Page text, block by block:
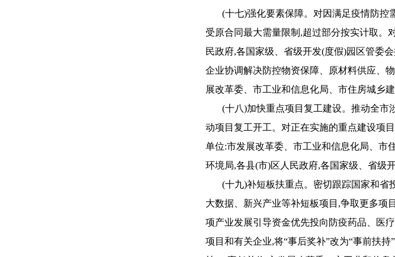
(十七)强化要素保障。对因满足疫情防控
受原合同最大需量限制,超过部分按实计取。
民政府,各国家级、省级开发(度假)园区管委
企业协调解决防控物资保障、原材料供应、
展改革委、市工业和信息化局、市住房城乡
(十八)加快重点项目复工建设。推动全市
动项目复工开工。对正在实施的重点建设项
单位:市发展改革委、市工业和信息化局、市
环境局,各县(市)区人民政府,各国家级、省级
(十九)补短板扶重点。密切跟踪国家和省
大数据、新兴产业等补短板项目,争取更多项
项产业发展引导资金优先投向防疫药品、医
项目和有关企业,将“事后奖补”改为“事前扶